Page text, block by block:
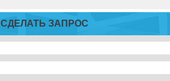
СДЕЛАТЬ ЗАПРОС